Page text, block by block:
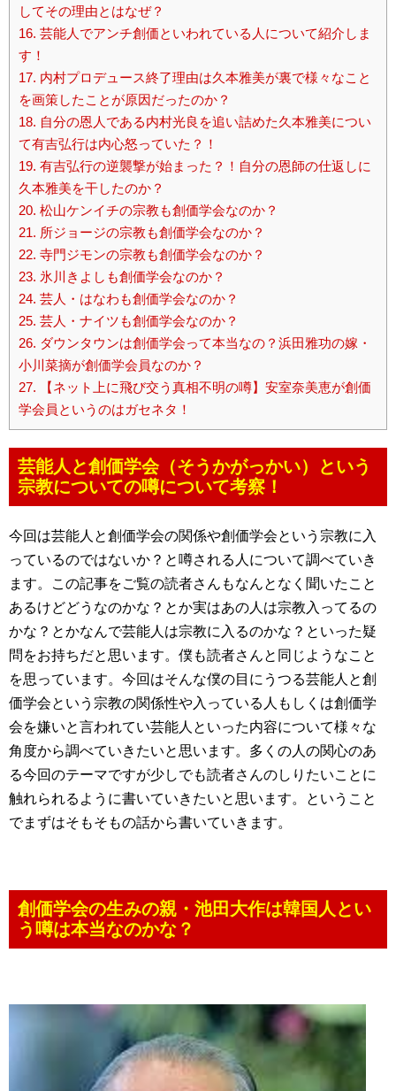
してその理由とはなぜ？
16. 芸能人でアンチ創価といわれている人について紹介しま
す！
17. 内村プロデュース終了理由は久本雅美が裏で様々なこと
を画策したことが原因だったのか？
18. 自分の恩人である内村光良を追い詰めた久本雅美につい
て有吉弘行は内心怒っていた？！
19. 有吉弘行の逆襲撃が始まった？！自分の恩師の仕返しに
久本雅美を干したのか？
20. 松山ケンイチの宗教も創価学会なのか？
21. 所ジョージの宗教も創価学会なのか？
22. 寺門ジモンの宗教も創価学会なのか？
23. 氷川きよしも創価学会なのか？
24. 芸人・はなわも創価学会なのか？
25. 芸人・ナイツも創価学会なのか？
26. ダウンタウンは創価学会って本当なの？浜田雅功の嫁・
小川菜摘が創価学会員なのか？
27. 【ネット上に飛び交う真相不明の噂】安室奈美恵が創価
学会員というのはガセネタ！
芸能人と創価学会（そうかがっかい）という
宗教についての噂について考察！
今回は芸能人と創価学会の関係や創価学会という宗教に入
っているのではないか？と噂される人について調べていき
ます。この記事をご覧の読者さんもなんとなく聞いたこと
あるけどどうなのかな？とか実はあの人は宗教入ってるの
かな？とかなんで芸能人は宗教に入るのかな？といった疑
問をお持ちだと思います。僕も読者さんと同じようなこと
を思っています。今回はそんな僕の目にうつる芸能人と創
価学会という宗教の関係性や入っている人もしくは創価学
会を嫌いと言われてい芸能人といった内容について様々な
角度から調べていきたいと思います。多くの人の関心のあ
る今回のテーマですが少しでも読者さんのしりたいことに
触れられるように書いていきたいと思います。ということ
でまずはそもそもの話から書いていきます。
創価学会の生みの親・池田大作は韓国人とい
う噂は本当なのかな？